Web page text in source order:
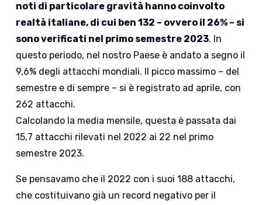
noti di particolare gravità hanno coinvolto
realtà italiane, di cui ben 132 – ovvero il 26% – si
sono verificati nel primo semestre 2023. In
questo periodo, nel nostro Paese è andato a segno il
9,6% degli attacchi mondiali. Il picco massimo – del
semestre e di sempre – si è registrato ad aprile, con
262 attacchi.
Calcolando la media mensile, questa è passata dai
15,7 attacchi rilevati nel 2022 ai 22 nel primo
semestre 2023.
Se pensavamo che il 2022 con i suoi 188 attacchi,
che costituivano già un record negativo per il